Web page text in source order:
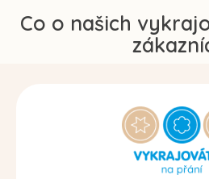
Co o našich